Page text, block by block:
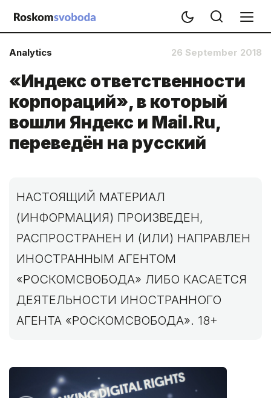
Analytics 26 September 2018
«Индекс ответственности
корпораций», в который
вошли Яндекс и Mail.Ru,
переведён на русский
НАСТОЯЩИЙ МАТЕРИАЛ
(ИНФОРМАЦИЯ) ПРОИЗВЕДЕН,
РАСПРОСТРАНЕН И (ИЛИ) НАПРАВЛЕН
ИНОСТРАННЫМ АГЕНТОМ
«РОСКОМСВОБОДА» ЛИБО КАСАЕТСЯ
ДЕЯТЕЛЬНОСТИ ИНОСТРАННОГО
АГЕНТА «РОСКОМСВОБОДА». 18+